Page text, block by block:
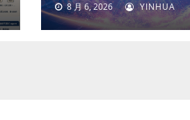
8 月 6, 2026 YINHUA